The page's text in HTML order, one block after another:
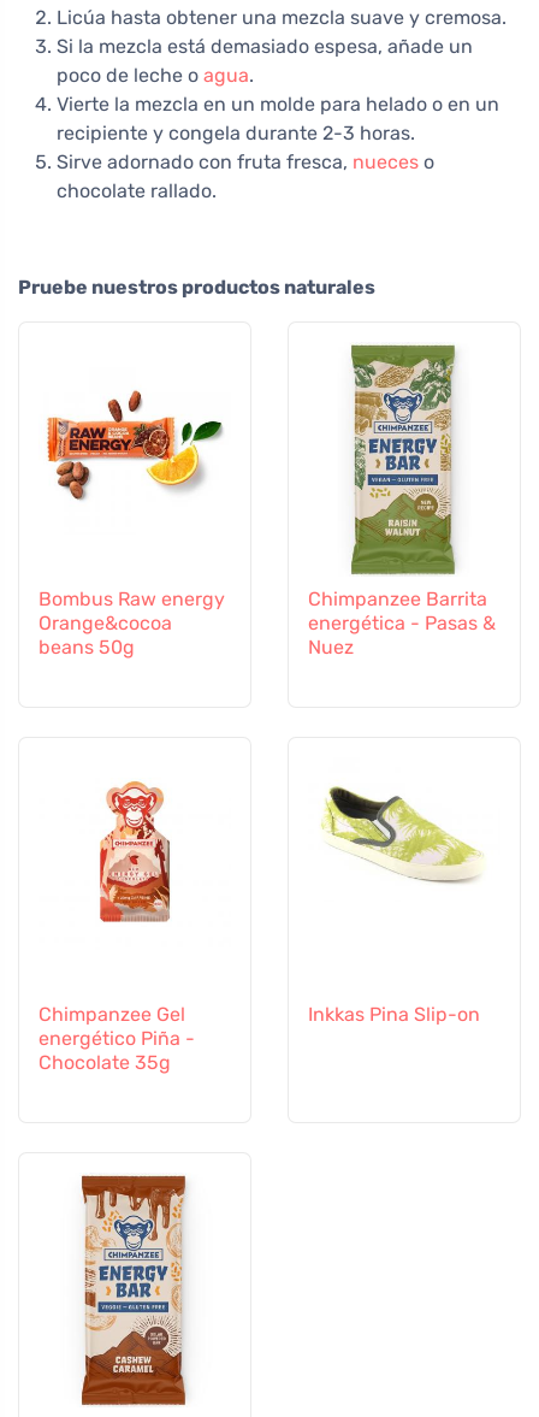
Licúa hasta obtener una mezcla suave y cremosa.
Si la mezcla está demasiado espesa, añade un
poco de leche o agua.
Vierte la mezcla en un molde para helado o en un
recipiente y congela durante 2-3 horas.
Sirve adornado con fruta fresca, nueces o
chocolate rallado.
Pruebe nuestros productos naturales
Bombus Raw energy
Orange&cocoa
beans 50g
Chimpanzee Barrita
energética - Pasas &
Nuez
Chimpanzee Gel
energético Piña -
Chocolate 35g
Inkkas Pina Slip-on